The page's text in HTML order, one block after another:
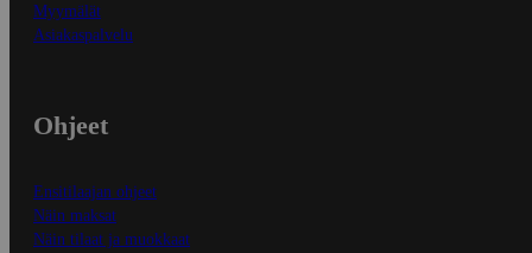
Myymälät
Asiakaspalvelu
Ohjeet
Ensitilaajan ohjeet
Näin maksat
Näin tilaat ja muokkaat